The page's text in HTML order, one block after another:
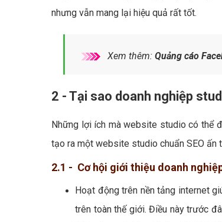
nhưng vẫn mang lại hiệu quả rất tốt.
Xem thêm: Quảng cáo
2 - Tại sao doanh nghiệp
Những lợi ích mà website studio có thể
tạo ra một website studio chuẩn SEO ấn
2.1 - Cơ hội giới thiệu doanh
Hoạt động trên nền tảng internet
trên toàn thế giới. Điều này trước